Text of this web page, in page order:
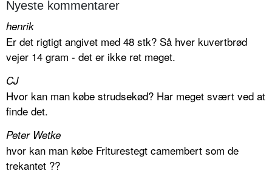
Nyeste kommentarer
henrik
Er det rigtigt angivet med 48 stk? Så hver kuvertbrød
vejer 14 gram - det er ikke ret meget.
CJ
Hvor kan man købe strudsekød? Har meget svært ved at
finde det.
Peter Wetke
hvor kan man købe Friturestegt camembert som de
trekantet ??